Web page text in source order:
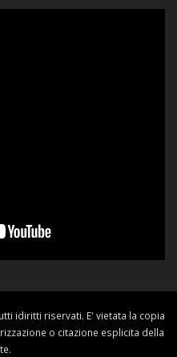
idiritti riservati. E' vietata la copia
o citazione esplicita della